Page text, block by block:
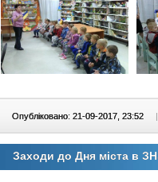
Опубліковано: 21-09-2017, 23:52 |
Заходи до Дня міста в